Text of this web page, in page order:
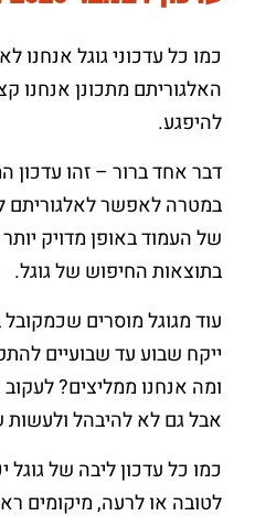
כמו כל עדכוני גוגל אנחנו
האלגוריתם מתכונן אנחנו
להיפגע.
דבר אחד ברור – זהו עדכון
במטרה לאפשר לאלגוריתם
של העמוד באופן מדויק
בתוצאות החיפוש של גוגל.
עוד מגוגל מוסרים
ייקח שבוע עד שבועיים
ומה אנחנו ממליצים?
אבל גם לא להיבהל ולעשות
כמו כל עדכון ליבה של גוגל
לטובה או לרעה, מיקומים